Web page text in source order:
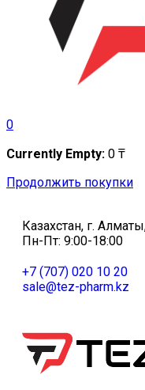
0
Currently Empty: 0 ₸
Продолжить покупки
Казахстан, г.
Пн-Пт: 9:00-18:00
+7 (707) 020 10 20
sale@tez-pharm.kz